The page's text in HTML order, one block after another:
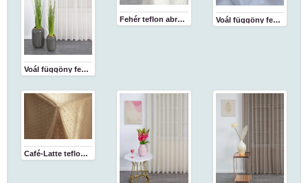
Voál függöny fehér
Fehér teflon abrosz Voál függöny fehér 180 cm
Café-Latte teflon abrosz